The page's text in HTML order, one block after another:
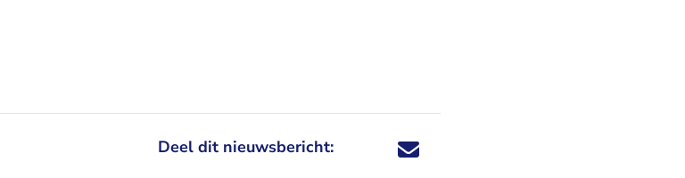
Deel dit nieuwsbericht: Deel dit nieuwsbericht via X - U verlaat
Deel dit nieuwsbericht via Facebook - U
Deel dit nieuwsbericht via e-mail
Deel dit nieuwsbericht via LinkedIn - U